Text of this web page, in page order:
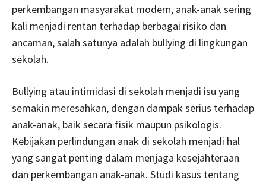
perkembangan masyarakat modern, anak-anak sering
kali menjadi rentan terhadap berbagai risiko dan
ancaman, salah satunya adalah bullying di lingkungan
sekolah.
Bullying atau intimidasi di sekolah menjadi isu yang
semakin meresahkan, dengan dampak serius terhadap
anak-anak, baik secara fisik maupun psikologis.
Kebijakan perlindungan anak di sekolah menjadi hal
yang sangat penting dalam menjaga kesejahteraan
dan perkembangan anak-anak. Studi kasus tentang